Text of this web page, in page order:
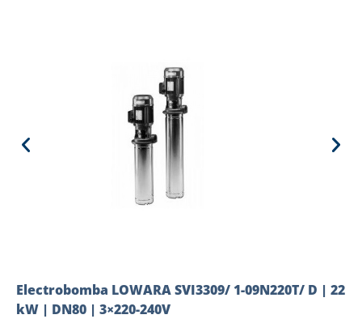
Electrobomba LOWARA SVI3309/ 1-09N220T/ D | 22
kW | DN80 | 3×220-240V